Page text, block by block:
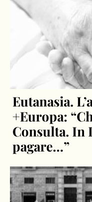
Eutanasia.
+Europa:
Consulta. In
pagare…”